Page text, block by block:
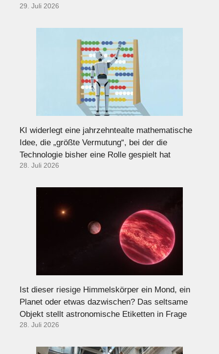
29. Juli 2026
KI widerlegt eine jahrzehntealte mathematische
Idee, die „größte Vermutung“, bei der die
Technologie bisher eine Rolle gespielt hat
28. Juli 2026
Ist dieser riesige Himmelskörper ein Mond, ein
Planet oder etwas dazwischen? Das seltsame
Objekt stellt astronomische Etiketten in Frage
28. Juli 2026